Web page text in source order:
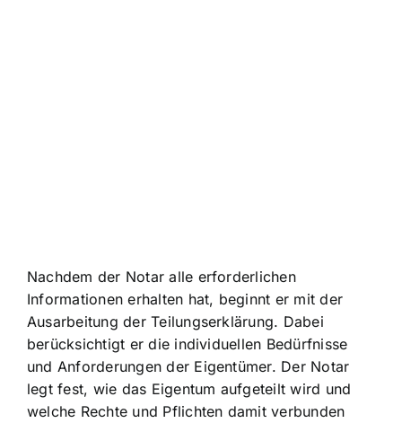
Nachdem der Notar alle erforderlichen
Informationen erhalten hat, beginnt er mit der
Ausarbeitung der Teilungserklärung. Dabei
berücksichtigt er die individuellen Bedürfnisse
und Anforderungen der Eigentümer. Der Notar
legt fest, wie das Eigentum aufgeteilt wird und
welche Rechte und Pflichten damit verbunden